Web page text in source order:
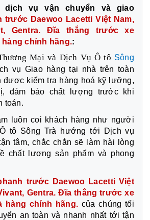
dịch vụ vận chuyển và giao
trước Daewoo Lacetti Việt Nam,
Gentra. Đĩa thắng trước xe
hàng chính hãng.:
Mại và Dịch Vụ Ô tô Sông
vụ Giao hàng tại nhà trên toàn
được kiểm tra hàng hoá kỹ lưỡng,
đảm bảo chất lượng trước khi
toán.
luôn coi khách hàng như người
tô Sông Trà hướng tới Dịch vụ
tâm, chắc chắn sẽ làm hài lòng
chất lượng sản phẩm và phong
trước Daewoo Lacetti Việt
Gentra. Đĩa thắng trước xe
hàng chính hãng. của chúng tối
an toàn và nhanh nhất tới tận